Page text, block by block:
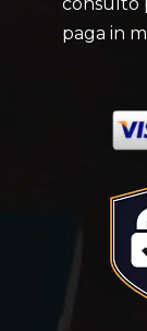
paga in